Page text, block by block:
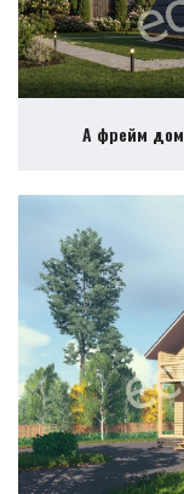
А фрейм